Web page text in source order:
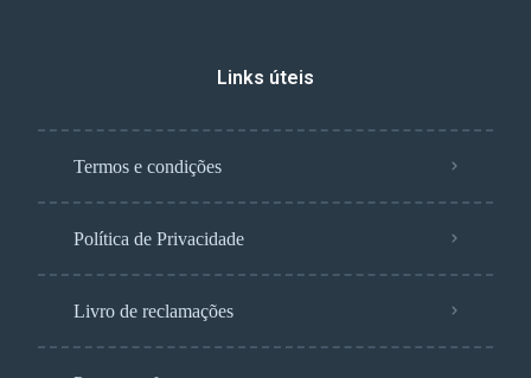
Links úteis
Termos e condições
Política de Privacidade
Livro de reclamações